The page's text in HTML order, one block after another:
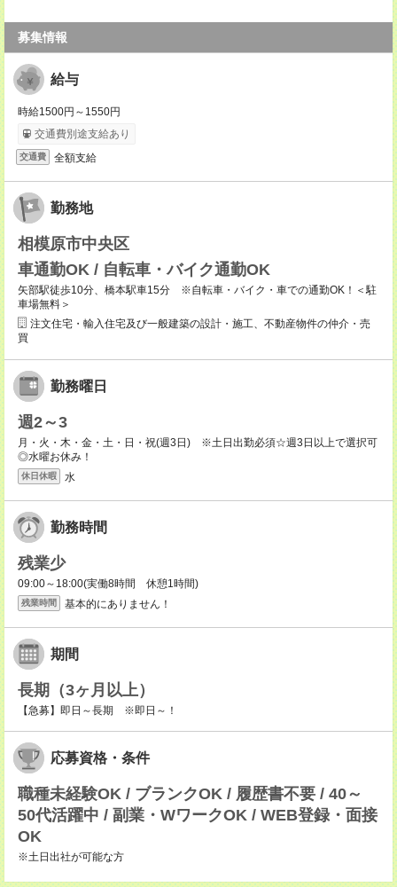
募集情報
給与
時給1500円～1550円
交通費別途支給あり
交通費 全額支給
勤務地
相模原市中央区
車通勤OK / 自転車・バイク通勤OK
矢部駅徒歩10分、橋本駅車15分 ※自転車・バイク・車での通勤OK！＜駐
車場無料＞
注文住宅・輸入住宅及び一般建築の設計・施工、不動産物件の仲介・売
買
勤務曜日
週2～3
月・火・木・金・土・日・祝(週3日) ※土日出勤必須☆週3日以上で選択可
◎水曜お休み！
休日休暇 水
勤務時間
残業少
09:00～18:00(実働8時間 休憩1時間)
残業時間 基本的にありません！
期間
長期（3ヶ月以上）
【急募】即日～長期 ※即日～！
応募資格・条件
職種未経験OK / ブランクOK / 履歴書不要 / 40～
50代活躍中 / 副業・WワークOK / WEB登録・面接
OK
※土日出社が可能な方